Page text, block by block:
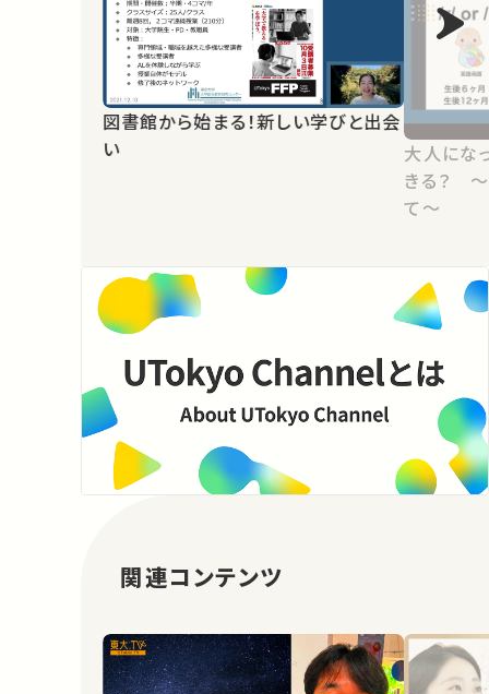
図書館から始まる！新しい学びと出会
い
大人にな
きる？
て〜
関連コンテンツ